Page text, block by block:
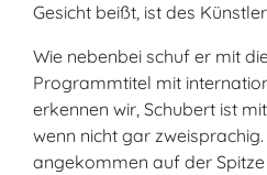
Gesicht beißt, ist des
Wie nebenbei schuf er mit
Programmtitel mit
erkennen wir, Schubert ist
wenn nicht gar
angekommen auf der